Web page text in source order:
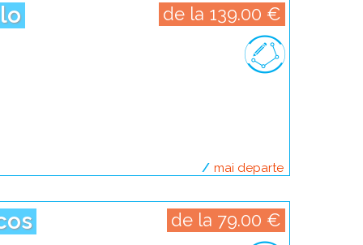
de la 139.00 €
mai departedespre
de la 79.00 €